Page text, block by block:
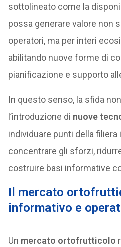
sottolineato come la
possa generare valore non
operatori, ma per interi
abilitando nuove forme di
pianificazione e supporto
In questo senso, la sfida
l’introduzione di nuove
individuare punti della
concentrare gli sforzi,
costruire basi informative
Il mercato
informativo e
Un mercato ortofrutticolo